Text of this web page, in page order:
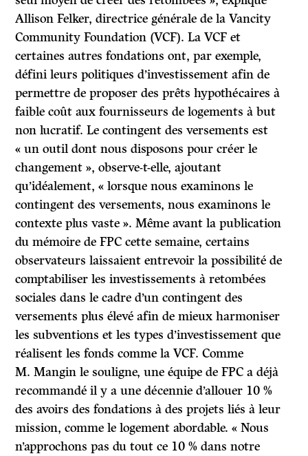
Allison Felker, directrice générale de la Vancity
Community Foundation (VCF). La VCF et
certaines autres fondations ont, par exemple,
défini leurs politiques d’investissement afin de
permettre de proposer des prêts hypothécaires à
faible coût aux fournisseurs de logements à but
non lucratif. Le contingent des versements est
« un outil dont nous disposons pour créer le
changement », observe-t-elle, ajoutant
qu’idéalement, « lorsque nous examinons le
contingent des versements, nous examinons le
contexte plus vaste ». Même avant la publication
du mémoire de FPC cette semaine, certains
observateurs laissaient entrevoir la possibilité de
comptabiliser les investissements à retombées
sociales dans le cadre d’un contingent des
versements plus élevé afin de mieux harmoniser
les subventions et les types d’investissement que
réalisent les fonds comme la VCF. Comme
M. Mangin le souligne, une équipe de FPC a déjà
recommandé il y a une décennie d’allouer 10 %
des avoirs des fondations à des projets liés à leur
mission, comme le logement abordable. « Nous
n’approchons pas du tout ce 10 % dans notre